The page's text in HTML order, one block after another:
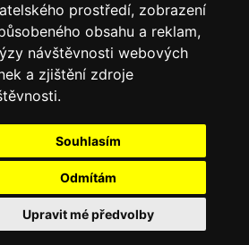
prostředí, zobrazení
obsahu a reklam,
návštěvnosti webových
a zjištění zdroje
Souhlasím
Odmítám
Upravit mé předvolby
a jiné akce